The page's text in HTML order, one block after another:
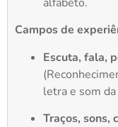
Campos de
Escuta, fala,
letra e som
Traços, sons,